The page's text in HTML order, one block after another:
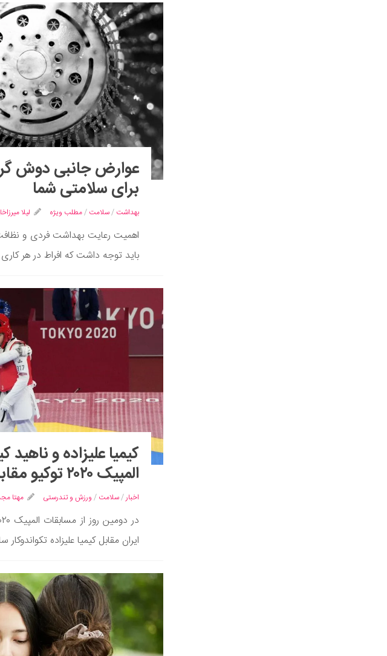
عوارض جانبی دوش
برای سلامتی شما
بهداشت /سلامت /مطلب ویژه لیلا
اهمیت رعایت بهداشت فردی و
باید توجه داشت که افراط در هر
کیمیا علیزاده و
المپیک ۲۰۲۰ توکیو مقابل هم قرار گرفتند!
اخبار/سلامت / ورزش و تندرستی مهتا
ایران مقابل کیمیا علیزاده تکواندوکار